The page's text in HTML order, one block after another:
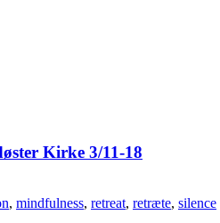
Kirke 3/11-18
, mindfulness, retreat, retræte, silence